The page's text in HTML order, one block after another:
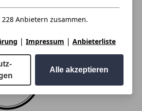
Anbietern zusammen.
| Impressum | Anbieterliste
Alle akzeptieren